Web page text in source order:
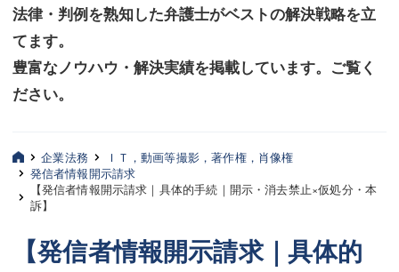
お客様へ
みずほ中央の特長・実質編
みずほ中央の特長・形式編
三平 聡史
酒井 博之
坂本 陽一
法律・判例を熟知した弁護士がベストの解決戦略を立
てます。
豊富なノウハウ・解決実績を掲載しています。ご覧く
ださい。
お客様へ
みずほ中央の特長・実質編
みずほ中央の特長・形式編
三平 聡史
酒井 博之
坂本 陽一
企業法務
ＩＴ，動画等撮影，著作権，肖像権
発信者情報開示請求
【発信者情報開示請求｜具体的手続｜開示・消去禁止×仮処分・本
訴】
【発信者情報開示請求｜具体的